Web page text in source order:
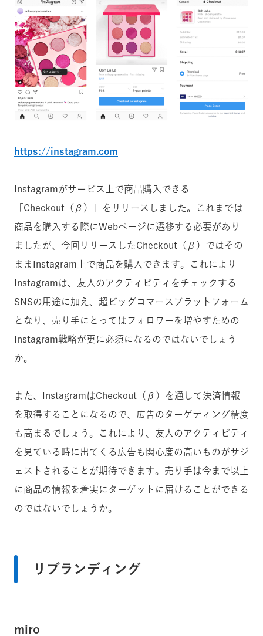
https://instagram.com
Instagramがサービス上で商品購入できる
「Checkout（β）」をリリースしました。これまでは
商品を購入する際にWebページに遷移する必要があり
ましたが、今回リリースしたCheckout（β）ではその
ままInstagram上で商品を購入できます。これにより
Instagramは、友人のアクティビティをチェックする
SNSの用途に加え、超ビッグコマースプラットフォーム
となり、売り手にとってはフォロワーを増やすための
Instagram戦略が更に必須になるのではないでしょう
か。
また、InstagramはCheckout（β）を通して決済情報
を取得することになるので、広告のターゲティング精度
も高まるでしょう。これにより、友人のアクティビティ
を見ている時に出てくる広告も関心度の高いものがサジ
ェストされることが期待できます。売り手は今まで以上
に商品の情報を着実にターゲットに届けることができる
のではないでしょうか。
リブランディング
miro